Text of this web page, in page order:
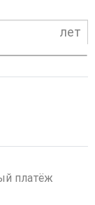
лет
платёж